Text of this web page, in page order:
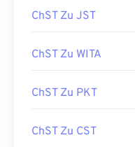
ChST Zu JST
ChST Zu WITA
ChST Zu PKT
ChST Zu CST